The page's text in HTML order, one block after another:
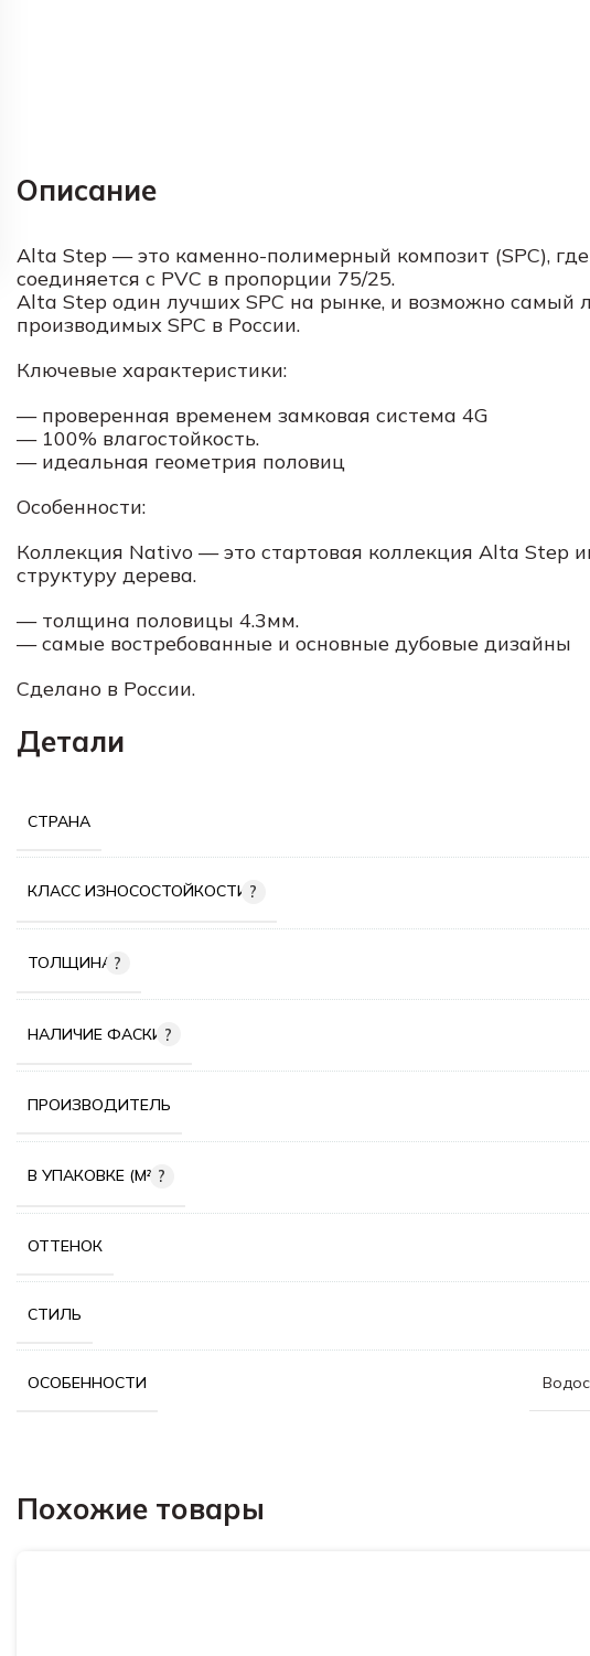
Описание
Alta Step — это каменно-полимерный композит (SPC), где
соединяется с PVC в пропорции 75/25.
Alta Step один лучших SPC на рынке, и возможно самый
производимых SPC в России.
Ключевые характеристики:
— проверенная временем замковая система 4G
— 100% влагостойкость.
— идеальная геометрия половиц
Особенности:
Коллекция Nativo — это стартовая коллекция Alta Step
структуру дерева.
— толщина половицы 4.3мм.
— самые востребованные и основные дубовые дизайны
Сделано в России.
Детали
СТРАНА
КЛАСС ИЗНОСОСТОЙКОСТИ
ТОЛЩИНА
НАЛИЧИЕ ФАСКИ
ПРОИЗВОДИТЕЛЬ
В УПАКОВКЕ (М²)
ОТТЕНОК
СТИЛЬ
ОСОБЕННОСТИ
Похожие товары